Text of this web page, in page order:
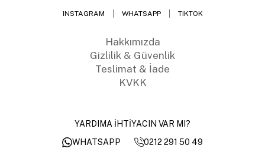
INSTAGRAM WHATSAPP TIKTOK
Hakkımızda
Gizlilik & Güvenlik
Teslimat & İade
KVKK
YARDIMA İHTİYACIN VAR MI?
WHATSAPP
0212 291 50 49